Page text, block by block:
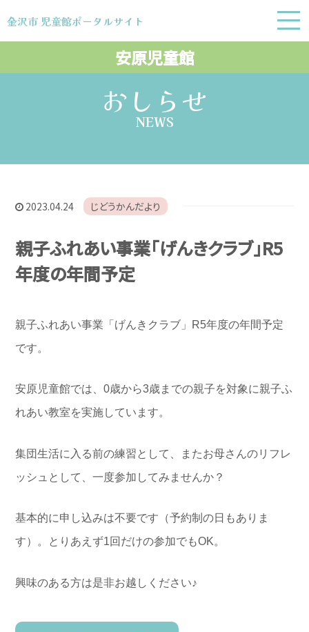
金沢市 児童館ポータルサイト
金沢市 児童館ポータルサイト
おしらせ
NEWS
2023.04.24 じどうかんだより
親子ふれあい事業「げんきクラブ」R5
年度の年間予定
親子ふれあい事業「げんきクラブ」R5年度の年間予定
です。
安原児童館では、0歳から3歳までの親子を対象に親子ふ
れあい教室を実施しています。
集団生活に入る前の練習として、またお母さんのリフレ
ッシュとして、一度参加してみませんか？
基本的に申し込みは不要です（予約制の日もありま
す）。とりあえず1回だけの参加でもOK。
興味のある方は是非お越しください♪
安原児童館